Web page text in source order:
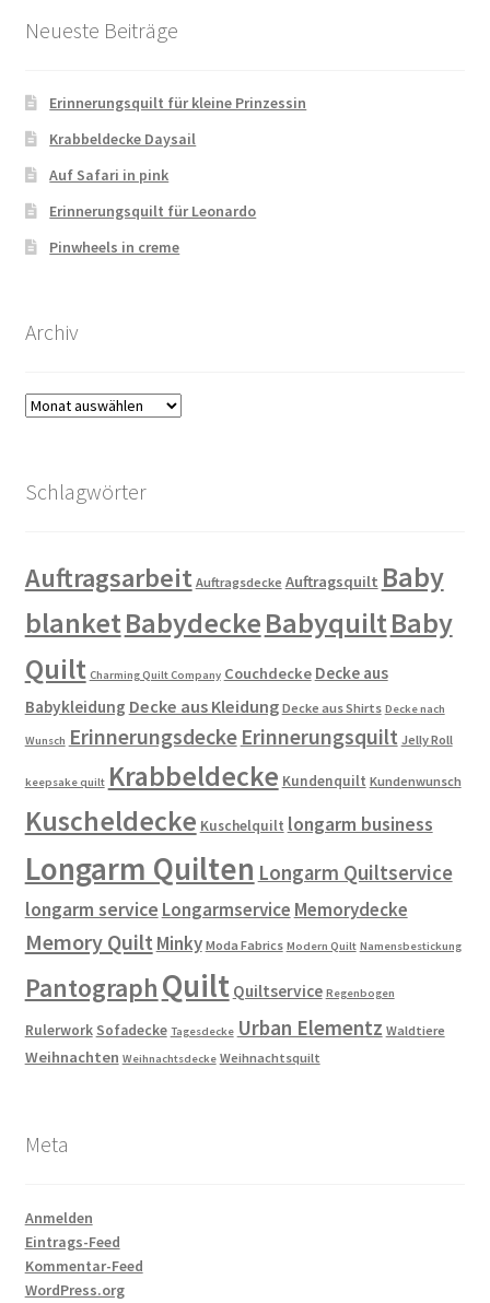
Neueste Beiträge
Erinnerungsquilt für kleine Prinzessin
Krabbeldecke Daysail
Auf Safari in pink
Erinnerungsquilt für Leonardo
Pinwheels in creme
Archiv
Archiv
Schlagwörter
Auftragsarbeit Auftragsdecke Auftragsquilt Baby
blanketBabydeckeBabyquiltBaby
Quilt Charming Quilt Company Couchdecke Decke aus
Babykleidung Decke aus Kleidung Decke aus Shirts Decke nach
Wunsch Erinnerungsdecke Erinnerungsquilt Jelly Roll
keepsake quilt Krabbeldecke Kundenquilt Kundenwunsch
Kuscheldecke Kuschelquilt longarm business
Longarm Quilten Longarm Quiltservice
longarm service Longarmservice Memorydecke
Memory Quilt Minky Moda Fabrics Modern Quilt Namensbestickung
Pantograph Quilt Quiltservice Regenbogen
Rulerwork Sofadecke Tagesdecke Urban Elementz Waldtiere
Weihnachten Weihnachtsdecke Weihnachtsquilt
Meta
Anmelden
Eintrags-Feed
Kommentar-Feed
WordPress.org